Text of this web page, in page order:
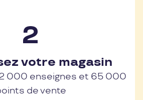
votre magasin
000 enseignes et 65 000
de vente